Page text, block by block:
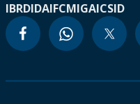
IBRDIDAIFCMIGAICSID